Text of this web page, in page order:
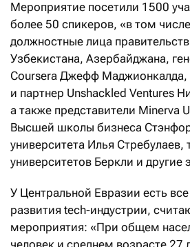
Мероприятие посетили 1500
более 50 спикеров, «в том
должностные лица
Узбекистана, Азербайджана,
Coursera Джефф Маджионкалда,
и партнер Unshackled Ventures
а также представители Minerva
Высшей школы бизнеса
университета Илья
университетов Беркли и другие
У Центральной Евразии есть
развития tech-индустрии,
мероприятия: «При общем
человек и среднем возрасте 27